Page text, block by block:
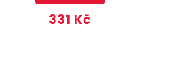
331 Kč